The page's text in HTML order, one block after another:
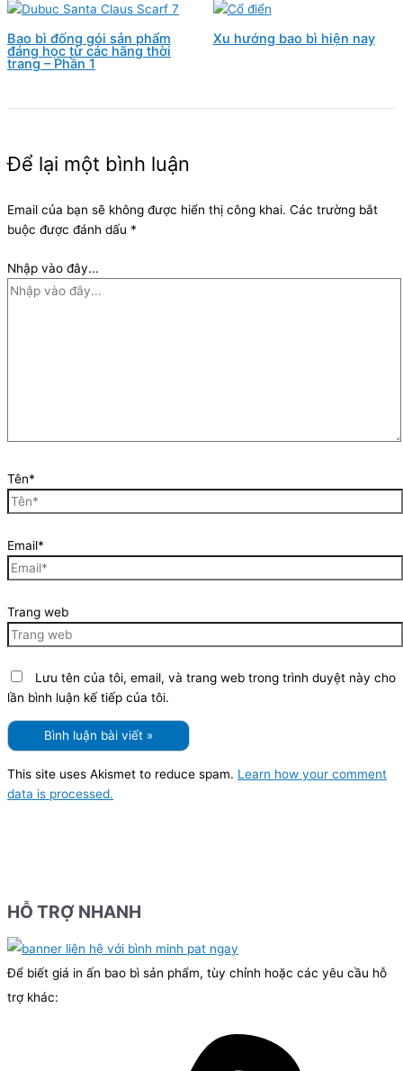
Bao bì đống gói sản phẩm
đáng học từ các hãng thời
trang – Phần 1
Xu hướng bao bì hiện nay
Để lại một bình luận
Email của bạn sẽ không được hiển thị công khai. Các trường bắt
buộc được đánh dấu *
Nhập vào đây...
Tên*
Email*
Trang web
Lưu tên của tôi, email, và trang web trong trình duyệt này cho
lần bình luận kế tiếp của tôi.
This site uses Akismet to reduce spam. Learn how your comment
data is processed.
HỖ TRỢ NHANH
Để biết giá in ấn bao bì sản phẩm, tùy chỉnh hoặc các yêu cầu hỗ
trợ khác: